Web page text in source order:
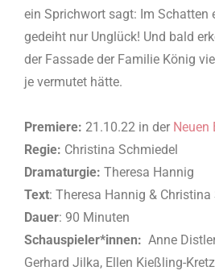
ein Sprichwort sagt: Im Schatten
gedeiht nur Unglück! Und bald
der Fassade der Familie König
je vermutet hätte.
Premiere: 21.10.22 in der Neuen
Regie: Christina Schmiedel
Dramaturgie: Theresa Hannig
Text: Theresa Hannig & Christina
Dauer: 90 Minuten
Schauspieler*innen: Anne
Gerhard Jilka, Ellen Kießling-